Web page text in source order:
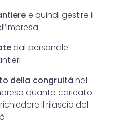
e quindi gestire il
dal personale
della congruità nel
quanto caricato
il rilascio del